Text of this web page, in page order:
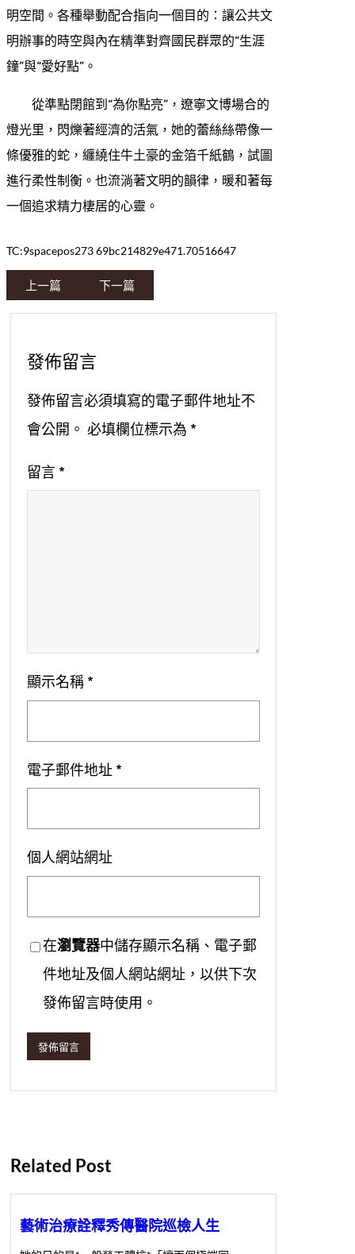
明空間。各種舉動配合指向一個目的：讓公共文
明辦事的時空與內在精準對齊國民群眾的“生涯
鐘”與“愛好點”。
從準點閉館到“為你點亮”，遼寧文博場合的
燈光里，閃爍著經濟的活氣，她的蕾絲絲帶像一
條優雅的蛇，纏繞住牛土豪的金箔千紙鶴，試圖
進行柔性制衡。也流淌著文明的韻律，暖和著每
一個追求精力棲居的心靈。
TC:9spacepos273 69bc214829e471.70516647
上一篇 下一篇
發佈留言
發佈留言必須填寫的電子郵件地址不
會公開。 必填欄位標示為 *
留言 *
顯示名稱 *
電子郵件地址 *
個人網站網址
在瀏覽器中儲存顯示名稱、電子郵
件地址及個人網站網址，以供下次
發佈留言時使用。
Related Post
藝術治療詮釋秀傳醫院巡檢人生